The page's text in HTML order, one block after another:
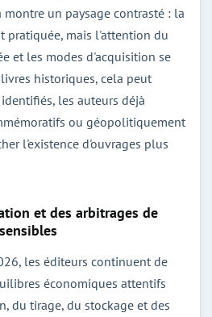
un paysage contrasté : la
pratiquée, mais l'attention du
et les modes d'acquisition se
historiques, cela peut
les auteurs déjà
ou géopolitiquement
l'existence d'ouvrages plus
et des arbitrages de
les éditeurs continuent de
économiques attentifs
du tirage, du stockage et des